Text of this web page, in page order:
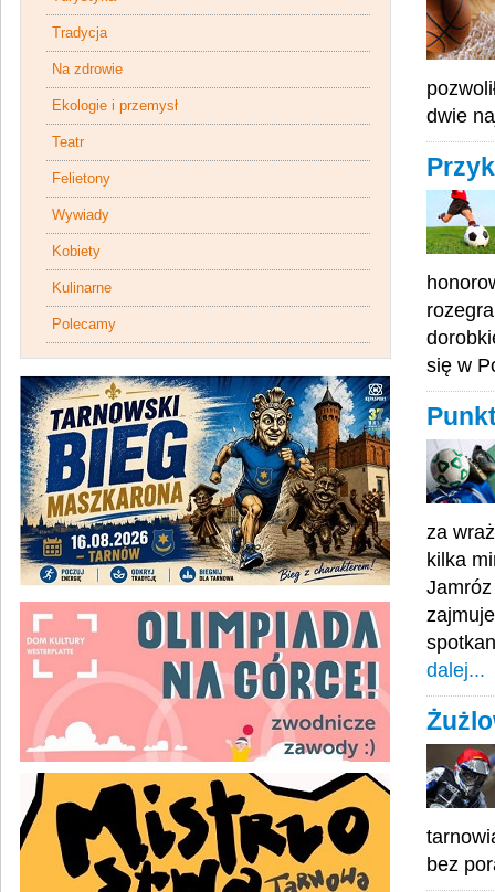
dwie
się w
za
kilka
dalej...
bez
Tradycja
Na zdrowie
Ekologie i przemysł
Teatr
Felietony
Wywiady
Kobiety
Kulinarne
Polecamy